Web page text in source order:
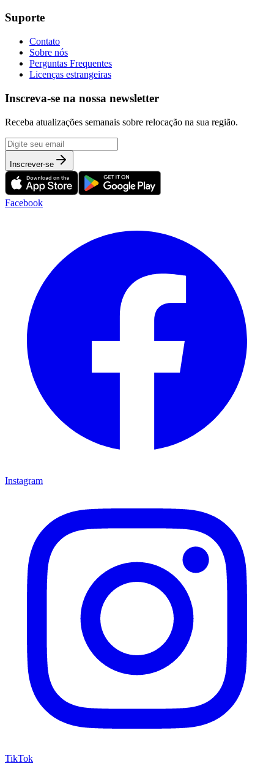
Suporte
Contato
Sobre nós
Perguntas Frequentes
Licenças estrangeiras
Inscreva-se na nossa newsletter
Receba atualizações semanais sobre relocação na sua região.
Inscrever-se
Facebook
Instagram
TikTok